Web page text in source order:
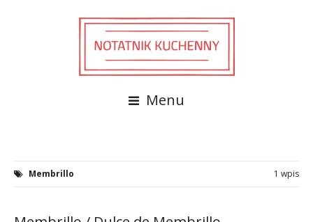
Menu
Membrillo 1 wpis